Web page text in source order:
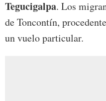
Tegucigalpa. Los
de Toncontín,
un vuelo particular.